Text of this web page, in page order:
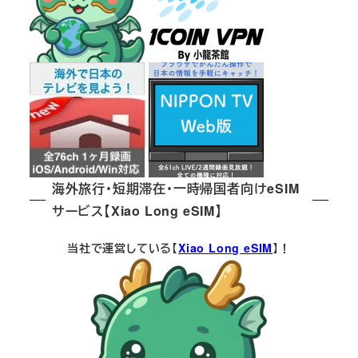
海外旅行・短期滞在・一時帰国者向けeSIM
サービス【Xiao Long eSIM】
当社で運営している【Xiao Long eSIM】！